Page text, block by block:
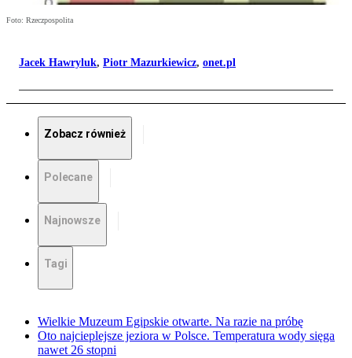
Foto: Rzeczpospolita
Jacek Hawryluk, Piotr Mazurkiewicz, onet.pl
Zobacz również
Polecane
Najnowsze
Tagi
Wielkie Muzeum Egipskie otwarte. Na razie na próbę
Oto najcieplejsze jeziora w Polsce. Temperatura wody sięga
nawet 26 stopni